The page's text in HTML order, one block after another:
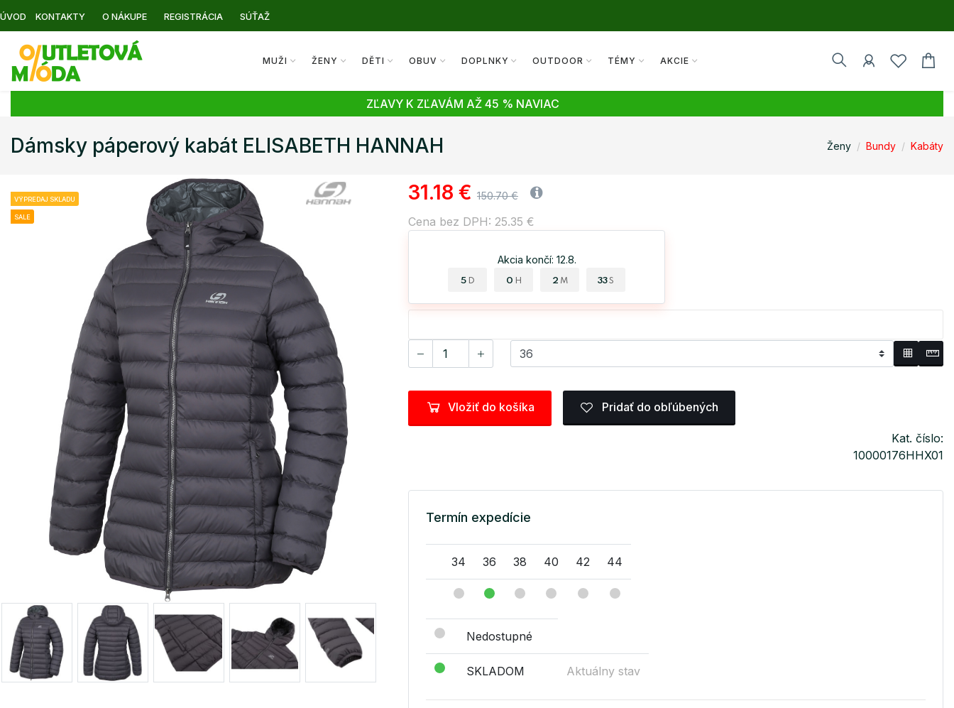
ÚVOD KONTAKTY O NÁKUPE REGISTRÁCIA SÚŤAŽ
MUŽI ŽENY DĚTI OBUV DOPLNKY OUTDOOR TÉMY AKCIE
ZĽAVY K ZĽAVÁM AŽ 45 % NAVIAC
Dámsky páperový kabát ELISABETH HANNAH Ženy Bundy Kabáty
VÝPREDAJ SKLADU
SALE
31.18 € 150.70 €
Cena bez DPH: 25.35 €
Akcia končí: 12.8.
5 D 0 H 2 M 33S
Vložiť do košíka Pridať do obľúbených
Kat. číslo:
10000176HHX01
Termín expedície
34 36 38 40 42 44
Nedostupné
SKLADOM Aktuálny stav